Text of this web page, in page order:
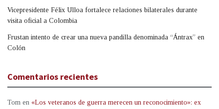
Vicepresidente Félix Ulloa fortalece relaciones bilaterales durante
visita oficial a Colombia
Frustan intento de crear una nueva pandilla denominada “Ántrax” en
Colón
Comentarios recientes
Tom en «Los veteranos de guerra merecen un reconocimiento»: ex